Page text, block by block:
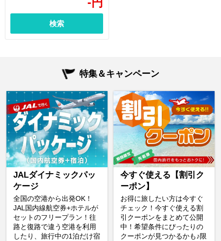
検索
特集＆キャンペーン
JALダイナミックパッ
ケージ
全国の空港から出発OK！
JAL国内線航空券+ホテルが
セットのフリープラン！往
路と復路で違う空港を利用
したり、旅行中の1泊だけ宿
今すぐ使える【割引ク
ーポン】
お得に旅したい方は今すぐ
チェック！今すぐ使える割
引クーポンをまとめて公開
中！希望条件にぴったりの
クーポンが見つかるかも♪限